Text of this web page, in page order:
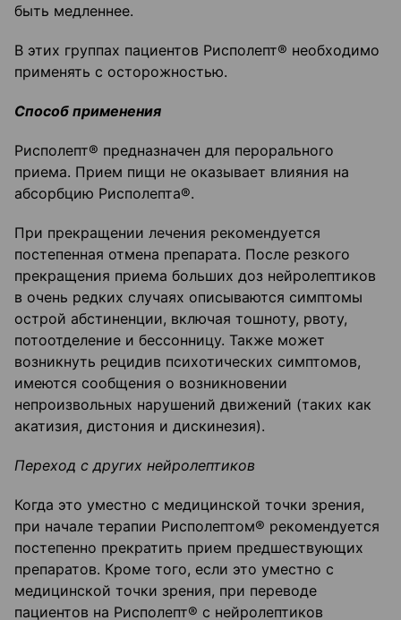
быть медленнее.
В этих группах пациентов Рисполепт® необходимо
применять с осторожностью.
Способ применения
Рисполепт® предназначен для перорального
приема. Прием пищи не оказывает влияния на
абсорбцию Рисполепта®.
При прекращении лечения рекомендуется
постепенная отмена препарата. После резкого
прекращения приема больших доз нейролептиков
в очень редких случаях описываются симптомы
острой абстиненции, включая тошноту, рвоту,
потоотделение и бессонницу. Также может
возникнуть рецидив психотических симптомов,
имеются сообщения о возникновении
непроизвольных нарушений движений (таких как
акатизия, дистония и дискинезия).
Переход с других нейролептиков
Когда это уместно с медицинской точки зрения,
при начале терапии Рисполептом® рекомендуется
постепенно прекратить прием предшествующих
препаратов. Кроме того, если это уместно с
медицинской точки зрения, при переводе
пациентов на Рисполепт® с нейролептиков